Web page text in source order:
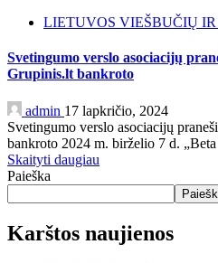
LIETUVOS VIEŠBUČIŲ
Svetingumo verslo asociacijų
Grupinis.lt bankroto
admin 17 lapkričio, 2024
Svetingumo verslo asociacijų
bankroto 2024 m. birželio 7 d.
Skaityti daugiau
Paieška
Karštos naujienos